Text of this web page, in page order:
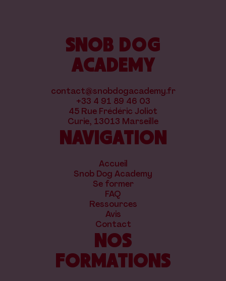
SNOB DOG
ACADEMY
contact@snobdogacademy.fr
+33 4 91 89 46 03
45 Rue Frédéric Joliot
Curie, 13013 Marseille
NAVIGATION
Accueil
Snob Dog Academy
Se former
FAQ
Ressources
Avis
Contact
NOS
FORMATIONS